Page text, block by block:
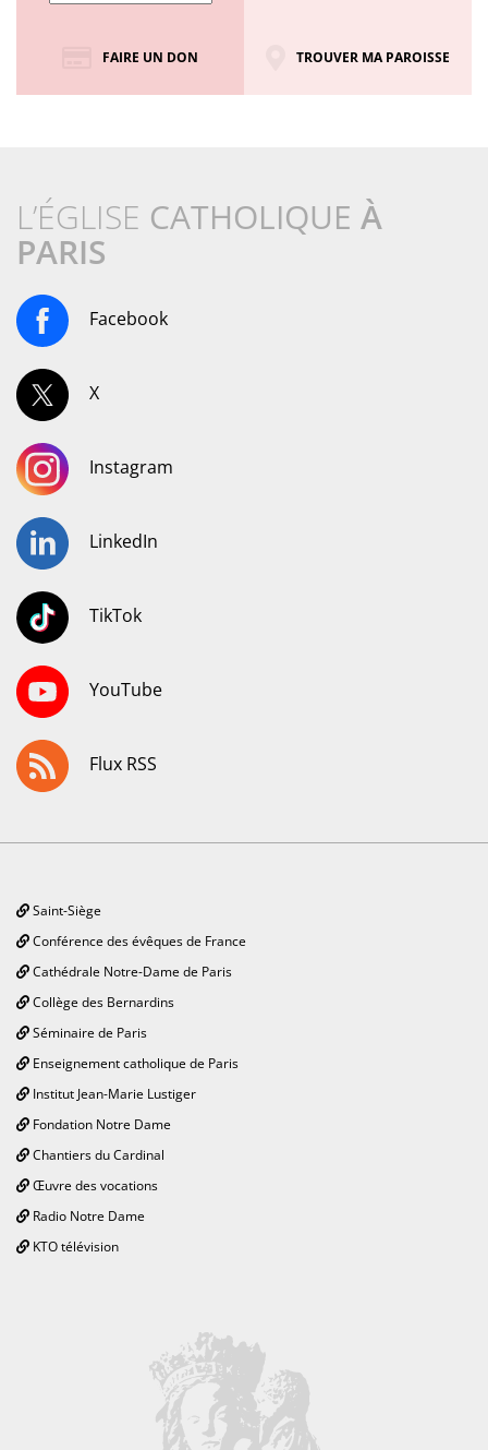
FAIRE UN DON TROUVER MA PAROISSE
L’ÉGLISE CATHOLIQUE À
PARIS
Facebook
X
Instagram
LinkedIn
TikTok
YouTube
Flux RSS
Saint-Siège
Conférence des évêques de France
Cathédrale Notre-Dame de Paris
Collège des Bernardins
Séminaire de Paris
Enseignement catholique de Paris
Institut Jean-Marie Lustiger
Fondation Notre Dame
Chantiers du Cardinal
Œuvre des vocations
Radio Notre Dame
KTO télévision